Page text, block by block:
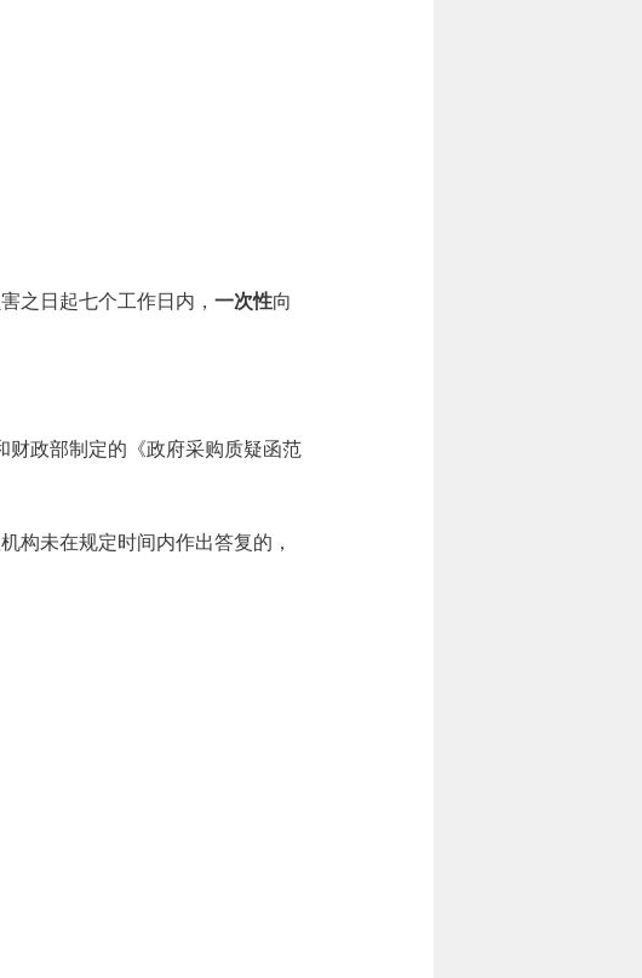
之日起七个工作日内， 一次性向
财政部制定的《政府采购质疑函范
构未在规定时间内作出答复的，